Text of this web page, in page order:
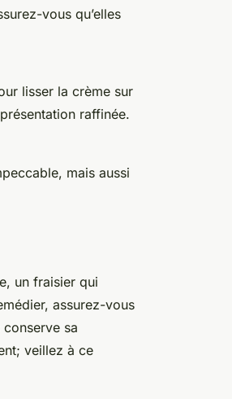
vous qu’elles
lisser la crème sur
raffinée.
mais aussi
un fraisier qui
assurez-vous
sa
veillez à ce